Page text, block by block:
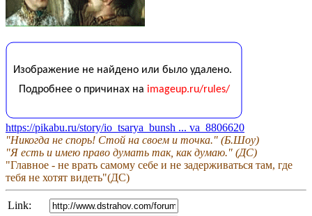
https://pikabu.ru/story/io_tsarya_bunsh ... va_8806620
"Никогда не спорь! Стой на своем и точка." (Б.Шоу)
"Я есть и имею право думать так, как думаю." (ДС)
"Главное - не врать самому себе и не задерживаться там, где
тебя не хотят видеть"(ДС)
Link: